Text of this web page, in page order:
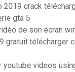
2019 crack
gta 5
de son écran
gratuit télécharger
youtube videos